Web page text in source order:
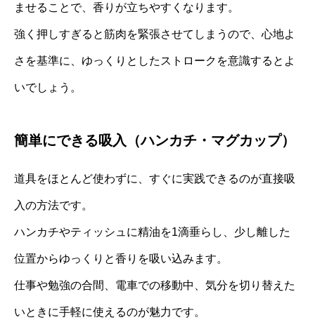
ませることで、香りが立ちやすくなります。
強く押しすぎると筋肉を緊張させてしまうので、心地よ
さを基準に、ゆっくりとしたストロークを意識するとよ
いでしょう。
簡単にできる吸入（ハンカチ・マグカップ）
道具をほとんど使わずに、すぐに実践できるのが直接吸
入の方法です。
ハンカチやティッシュに精油を1滴垂らし、少し離した
位置からゆっくりと香りを吸い込みます。
仕事や勉強の合間、電車での移動中、気分を切り替えた
いときに手軽に使えるのが魅力です。